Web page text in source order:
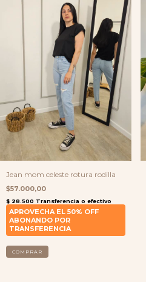
Jean mom celeste rotura rodilla
$57.000,00
COMPRAR